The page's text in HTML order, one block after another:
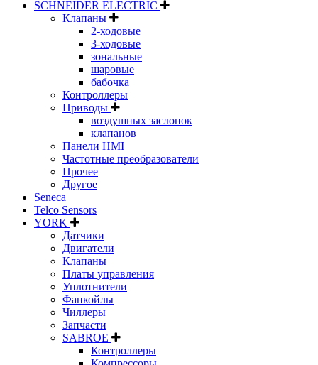
SCHNEIDER ELECTRIC
Клапаны
2-ходовые
3-ходовые
зональные
шаровые
бабочка
Контроллеры
Приводы
воздушных заслонок
клапанов
Панели HMI
Частотные преобразователи
Прочее
Другое
Seneca
Telco Sensors
YORK
Датчики
Двигатели
Клапаны
Платы управления
Уплотнители
Фанкойлы
Чиллеры
Запчасти
SABROE
Контроллеры